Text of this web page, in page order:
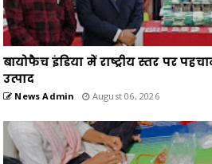
बायोफैच इंडिया में राष्ट्रीय स्तर पर
उत्पाद
News Admin August 06, 2026